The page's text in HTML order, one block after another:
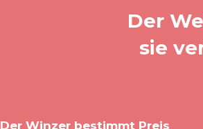
Der
sie
Der Winzer bestimmt Preis